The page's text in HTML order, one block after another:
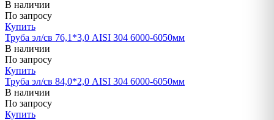
В наличии
По запросу
Купить
Труба эл/св 76,1*3,0 AISI 304 6000-6050мм
В наличии
По запросу
Купить
Труба эл/св 84,0*2,0 AISI 304 6000-6050мм
В наличии
По запросу
Купить